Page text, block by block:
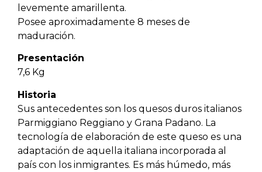
levemente amarillenta.
Posee aproximadamente 8 meses de
maduración.
Presentación
7,6 Kg
Historia
Sus antecedentes son los quesos duros italianos
Parmiggiano Reggiano y Grana Padano. La
tecnología de elaboración de este queso es una
adaptación de aquella italiana incorporada al
país con los inmigrantes. Es más húmedo, más